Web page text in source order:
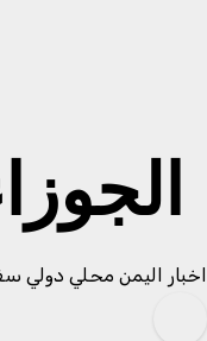
اخبار اليمن محلي دولي